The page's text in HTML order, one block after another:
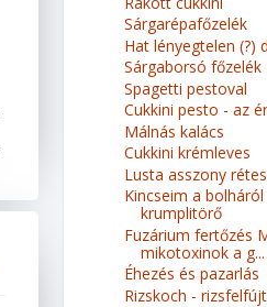
Sárgarépafőzelék
Hat lényegtelen (?)
Sárgaborsó főzelék
Spagetti pestoval
Cukkini pesto - az
Málnás kalács
Cukkini krémleves
Lusta asszony
Kincseim a
krumplitörő
Fuzárium fertőzés
mikotoxinok a g...
Éhezés és pazarlás
Rizskoch - rizsfelfújt